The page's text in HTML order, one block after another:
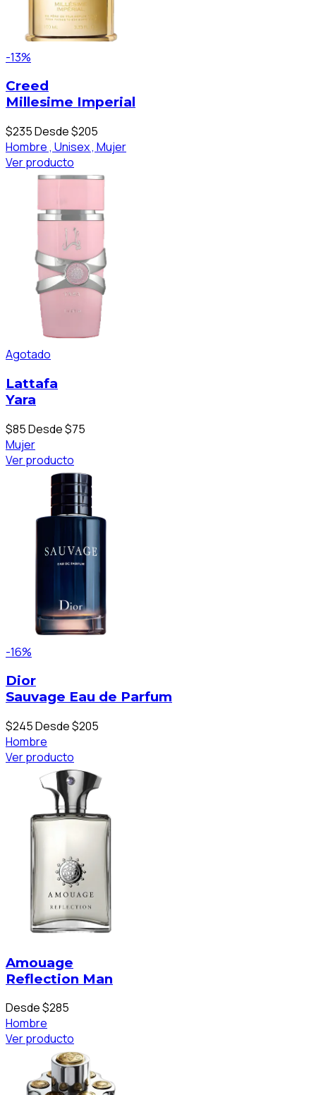
-13%
Creed
Millesime Imperial
$235Desde $205
Hombre , Unisex , Mujer
Ver producto
Agotado
Lattafa
Yara
$85Desde $75
Mujer
Ver producto
-16%
Dior
Sauvage Eau de Parfum
$245Desde $205
Hombre
Ver producto
Amouage
Reflection Man
Desde $285
Hombre
Ver producto